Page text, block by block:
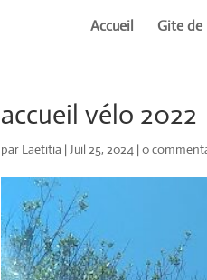
Accueil Gite de
accueil vélo 2022
par Laetitia |Juil 25, 2024 |0